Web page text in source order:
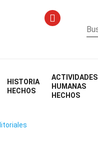
HISTORIA
HECHOS
ACTIVIDADES
HUMANAS
HECHOS